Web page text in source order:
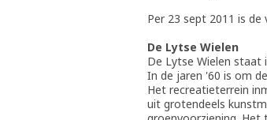
Per 23 sept 2011 is de
De Lytse Wielen
De Lytse Wielen staat
In de jaren '60 is om
Het recreatieterrein
uit grotendeels